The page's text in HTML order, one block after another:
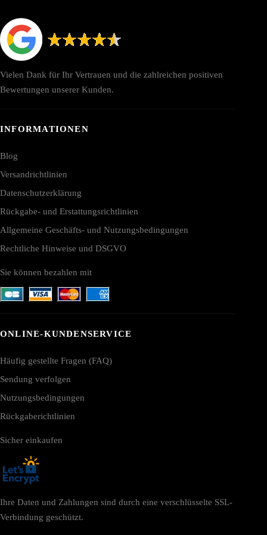
Vielen Dank für Ihr Vertrauen und die zahlreichen positiven
Bewertungen unserer Kunden.
INFORMATIONEN
Blog
Versandrichtlinien
Datenschutzerklärung
Rückgabe- und Erstattungsrichtlinien
Allgemeine Geschäfts- und Nutzungsbedingungen
Rechtliche Hinweise und DSGVO
Sie können bezahlen mit
ONLINE-KUNDENSERVICE
Häufig gestellte Fragen (FAQ)
Sendung verfolgen
Nutzungsbedingungen
Rückgaberichtlinien
Sicher einkaufen
Ihre Daten und Zahlungen sind durch eine verschlüsselte SSL-
Verbindung geschützt.